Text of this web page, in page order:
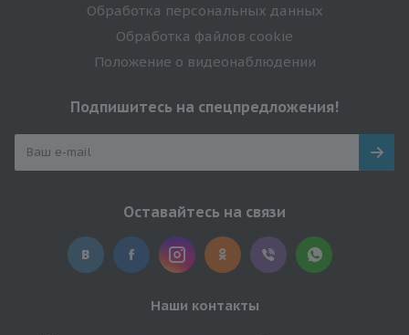
Обработка персональных данных
Обработка файлов cookie
Положение о видеонаблюдении
Подпишитесь на спецпредложения!
Оставайтесь на связи
Наши контакты